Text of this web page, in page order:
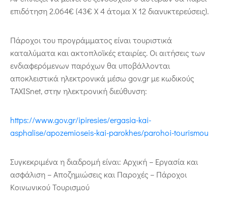
επιδότηση 2.064€ (43€ Χ 4 άτομα Χ 12 διανυκτερεύσεις).
Πάροχοι του προγράμματος είναι τουριστικά
καταλύματα και ακτοπλοϊκές εταιρίες. Οι αιτήσεις των
ενδιαφερόμενων παρόχων θα υποβάλλονται
αποκλειστικά ηλεκτρονικά μέσω gov.gr με κωδικούς
TAXISnet, στην ηλεκτρονική διεύθυνση:
https://www.gov.gr/ipiresies/ergasia-kai-
asphalise/apozemioseis-kai-parokhes/parohoi-tourismou
Συγκεκριμένα η διαδρομή είναι: Αρχική – Εργασία και
ασφάλιση – Αποζημιώσεις και Παροχές – Πάροχοι
Κοινωνικού Τουρισμού